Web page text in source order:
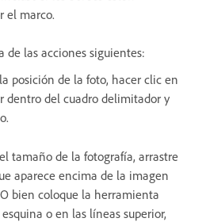
el marco.
de las acciones siguientes:
posición de la foto, hacer clic en
dentro del cuadro delimitador y
tamaño de la fotografía, arrastre
aparece encima de la imagen
bien coloque la herramienta
o en las líneas superior,